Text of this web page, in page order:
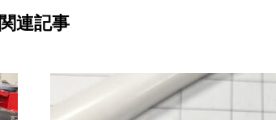
関連記事